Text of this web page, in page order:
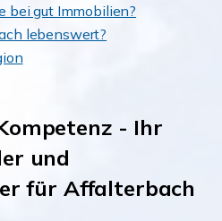
bei gut Immobilien?
lebenswert?
- Ihr
und
für Affalterbach